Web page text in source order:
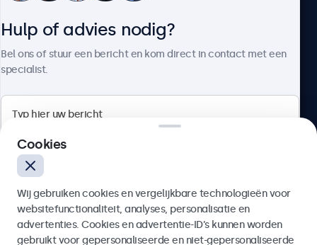
4.8/5 door 5000+ bedrijven
Nederlands
Hulp of advies nodig?
Bel ons of stuur een bericht en kom direct in contact met een
specialist.
Cookies
Wij gebruiken cookies en vergelijkbare technologieën voor
websitefunctionaliteit, analyses, personalisatie en
advertenties. Cookies en advertentie-ID’s kunnen worden
gebruikt voor gepersonaliseerde en niet-gepersonaliseerde